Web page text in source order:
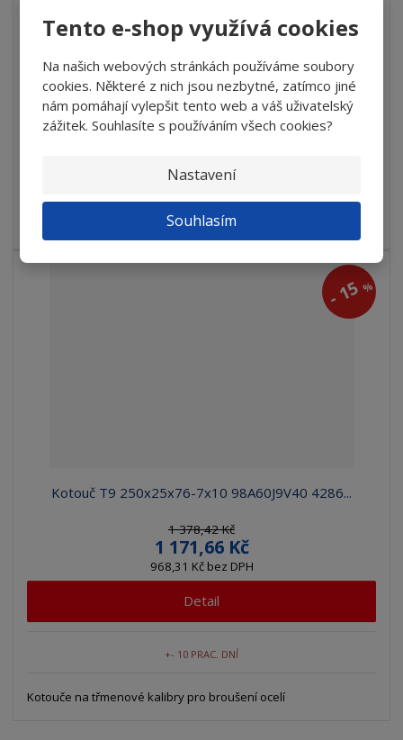
Tento e-shop využívá cookies
Na našich webových stránkách používáme soubory
cookies. Některé z nich jsou nezbytné, zatímco jiné
nám pomáhají vylepšit tento web a váš uživatelský
zážitek. Souhlasíte s používáním všech cookies?
Nastavení
Souhlasím
Kotouč T9 250x20x76-7x10 98A70K9V40 4286...
1 160,18 Kč
986,16 Kč
815,01 Kč bez DPH
Detail
+- 10 PRAC. DNÍ
Kotouče na třmenové kalibry pro broušení ocelí
-15%
Kotouč T9 250x25x76-7x10 98A60J9V40 4286...
1 378,42 Kč
1 171,66 Kč
968,31 Kč bez DPH
Detail
+- 10 PRAC. DNÍ
Kotouče na třmenové kalibry pro broušení ocelí